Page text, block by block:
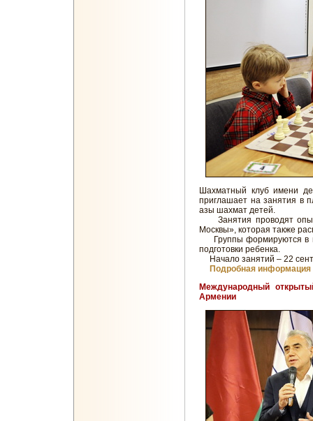
Шахматный клуб имени
приглашает на занятия в
азы шахмат детей.
Занятия проводят
Москвы», которая также
Группы формируются в
подготовки ребенка.
Начало занятий – 22
Подробная информация
Международный
Армении